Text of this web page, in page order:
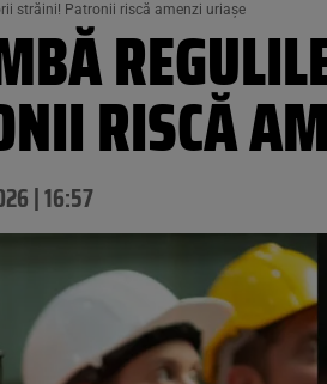
străini! Patronii riscă amenzi uriașe
RISCĂ
| 16:57